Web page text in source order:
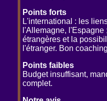
Points forts
L'international : les
l'Allemagne,
étrangères et la
l'étranger. Bon
Points faibles
Budget insuffisant,
complet.